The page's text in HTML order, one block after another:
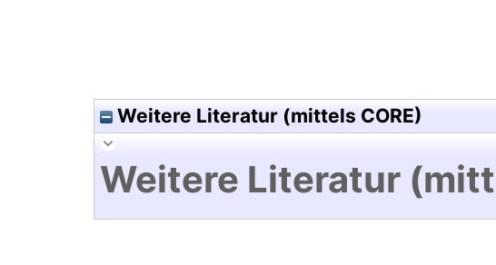
Weitere Literatur (mittels CORE)
Weitere Literatur